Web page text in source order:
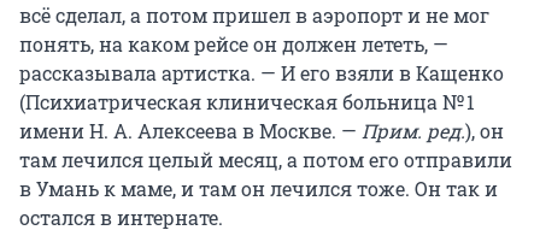
всё сделал, а потом пришел в аэропорт и не мог
понять, на каком рейсе он должен лететь, —
рассказывала артистка. — И его взяли в Кащенко
(Психиатрическая клиническая больница № 1
имени Н. А. Алексеева в Москве. — Прим. ред.), он
там лечился целый месяц, а потом его отправили
в Умань к маме, и там он лечился тоже. Он так и
остался в интернате.